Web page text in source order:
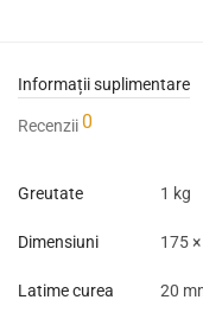
Informații suplimentare
Recenzii 0
Greutate 1 kg
Dimensiuni 175
Latime curea 20